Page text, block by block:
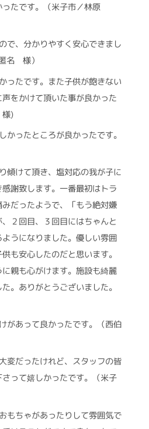
たです。（米子市／林原
で、分かりやすく安心できまし
名 様）
ったです。また子供が飽きない
をかけて頂いた事が良かった
)
かったところが良かったです。
傾けて頂き、塩対応の我が子に
謝致します。一番最初はトラ
だったようで、「もう絶対嫌
２回目、３回目にはちゃんと
うになりました。優しい雰囲
も安心したのだと思います。
親も心がけます。施設も綺麗
。ありがとうございました。
があって良かったです。（西伯
変だったけれど、スタッフの皆
って嬉しかったです。（米子
もちゃがあったりして雰囲気で